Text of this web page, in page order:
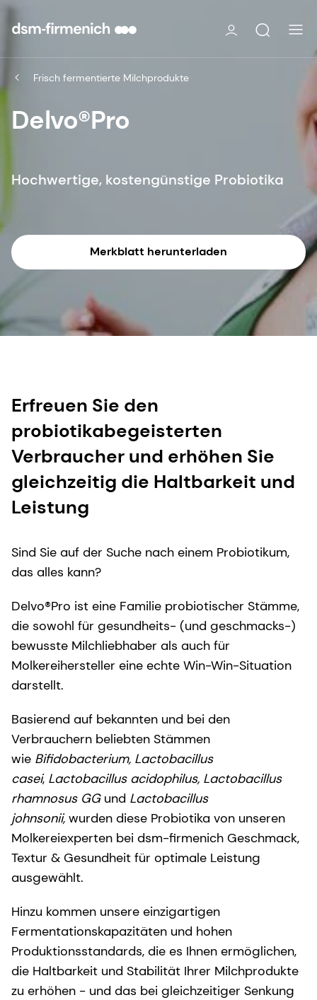
Frisch fermentierte Milchprodukte
Delvo®Pro
Hochwertige, kostengünstige Probiotika
Merkblatt herunterladen
Erfreuen Sie den
probiotikabegeisterten
Verbraucher und erhöhen Sie
gleichzeitig die Haltbarkeit und
Leistung
Sind Sie auf der Suche nach einem Probiotikum,
das alles kann?
Delvo®Pro ist eine Familie probiotischer Stämme,
die sowohl für gesundheits- (und geschmacks-)
bewusste Milchliebhaber als auch für
Molkereihersteller eine echte Win-Win-Situation
darstellt.
Basierend auf bekannten und bei den
Verbrauchern beliebten Stämmen
wie Bifidobacterium, Lactobacillus
casei, Lactobacillus acidophilus, Lactobacillus
rhamnosus GGund Lactobacillus
johnsonii, wurden diese Probiotika von unseren
Molkereiexperten bei dsm-firmenich Geschmack,
Textur & Gesundheit für optimale Leistung
ausgewählt.
Hinzu kommen unsere einzigartigen
Fermentationskapazitäten und hohen
Produktionsstandards, die es Ihnen ermöglichen,
die Haltbarkeit und Stabilität Ihrer Milchprodukte
zu erhöhen - und das bei gleichzeitiger Senkung